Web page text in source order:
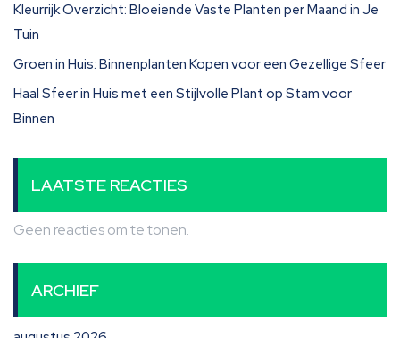
Kleurrijk Overzicht: Bloeiende Vaste Planten per Maand in Je
Tuin
Groen in Huis: Binnenplanten Kopen voor een Gezellige Sfeer
Haal Sfeer in Huis met een Stijlvolle Plant op Stam voor
Binnen
LAATSTE REACTIES
Geen reacties om te tonen.
ARCHIEF